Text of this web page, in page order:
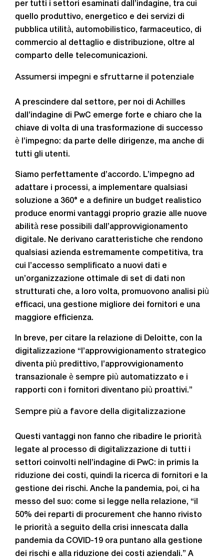
per tutti i settori esaminati dall’indagine, tra cui
quello produttivo, energetico e dei servizi di
pubblica utilità, automobilistico, farmaceutico, di
commercio al dettaglio e distribuzione, oltre al
comparto delle telecomunicazioni.
Assumersi impegni e sfruttarne il potenziale
A prescindere dal settore, per noi di Achilles
dall’indagine di PwC emerge forte e chiaro che la
chiave di volta di una trasformazione di successo
è l’impegno: da parte delle dirigenze, ma anche di
tutti gli utenti.
Siamo perfettamente d’accordo. L’impegno ad
adattare i processi, a implementare qualsiasi
soluzione a 360° e a definire un budget realistico
produce enormi vantaggi proprio grazie alle nuove
abilità rese possibili dall’approvvigionamento
digitale. Ne derivano caratteristiche che rendono
qualsiasi azienda estremamente competitiva, tra
cui l’accesso semplificato a nuovi dati e
un’organizzazione ottimale di set di dati non
strutturati che, a loro volta, promuovono analisi più
efficaci, una gestione migliore dei fornitori e una
maggiore efficienza.
In breve, per citare la relazione di Deloitte, con la
digitalizzazione “l’approvvigionamento strategico
diventa più predittivo, l’approvvigionamento
transazionale è sempre più automatizzato e i
rapporti con i fornitori diventano più proattivi.”
Sempre più a favore della digitalizzazione
Questi vantaggi non fanno che ribadire le priorità
legate al processo di digitalizzazione di tutti i
settori coinvolti nell’indagine di PwC: in primis la
riduzione dei costi, quindi la ricerca di fornitori e la
gestione dei rischi. Anche la pandemia, poi, ci ha
messo del suo: come si legge nella relazione, “il
50% dei reparti di procurement che hanno rivisto
le priorità a seguito della crisi innescata dalla
pandemia da COVID-19 ora puntano alla gestione
dei rischi e alla riduzione dei costi aziendali.” A